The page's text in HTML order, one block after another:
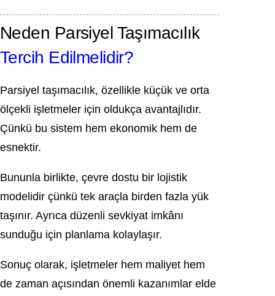
Neden Parsiyel Taşımacılık
Tercih Edilmelidir?
Parsiyel taşımacılık, özellikle küçük ve orta
ölçekli işletmeler için oldukça avantajlıdır.
Çünkü bu sistem hem ekonomik hem de
esnektir.
Bununla birlikte, çevre dostu bir lojistik
modelidir çünkü tek araçla birden fazla yük
taşınır. Ayrıca düzenli sevkiyat imkânı
sunduğu için planlama kolaylaşır.
Sonuç olarak, işletmeler hem maliyet hem
de zaman açısından önemli kazanımlar elde